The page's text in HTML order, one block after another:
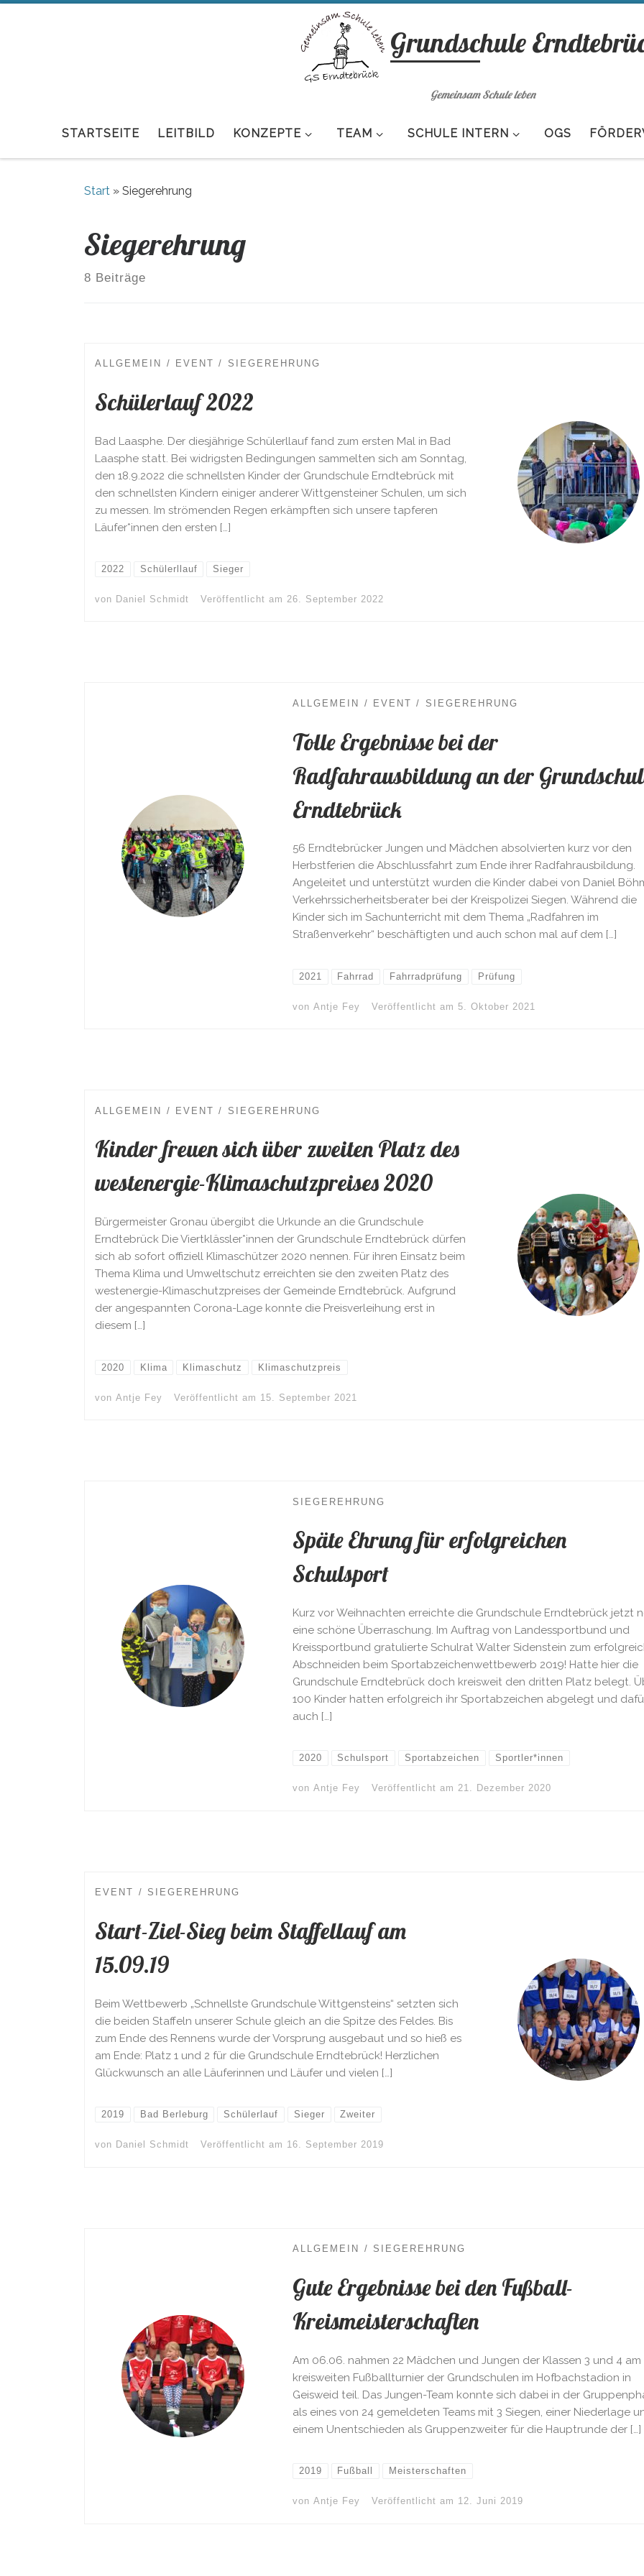
Grundschule
Gemeinsam Schule leben
STARTSEITE LEITBILD KONZEPTE TEAM SCHULE INTERN OGS
Start » Siegerehrung
Siegerehrung
8 Beiträge
ALLGEMEIN EVENT SIEGEREHRUNG
Schülerlauf 2022
Bad Laasphe. Der diesjährige Schülerllauf fand zum ersten Mal in Bad
Laasphe statt. Bei widrigsten Bedingungen sammelten sich am Sonntag,
den 18.9.2022 die schnellsten Kinder der Grundschule Erndtebrück mit
den schnellsten Kindern einiger anderer Wittgensteiner Schulen, um sich
zu messen. Im strömenden Regen erkämpften sich unsere tapferen
Läufer*innen den ersten […]
2022 Schülerllauf Sieger
von Daniel Schmidt Veröffentlicht am 26. September 2022
ALLGEMEIN EVENT SIEGEREHRUNG
Tolle Ergebnisse bei der
Radfahrausbildung an der
Erndtebrück
56 Erndtebrücker Jungen und Mädchen absolvierten kurz vor den
Herbstferien die Abschlussfahrt zum Ende ihrer Radfahrausbildung.
Angeleitet und unterstützt wurden die Kinder dabei von Daniel
Verkehrssicherheitsberater bei der Kreispolizei Siegen. Während die
Kinder sich im Sachunterricht mit dem Thema „Radfahren im
Straßenverkehr“ beschäftigten und auch schon mal auf dem […]
2021 Fahrrad Fahrradprüfung Prüfung
von Antje Fey Veröffentlicht am 5. Oktober 2021
ALLGEMEIN EVENT SIEGEREHRUNG
Kinder freuen sich über zweiten Platz des
westenergie-Klimaschutzpreises 2020
Bürgermeister Gronau übergibt die Urkunde an die Grundschule
Erndtebrück Die Viertklässler*innen der Grundschule Erndtebrück dürfen
sich ab sofort offiziell Klimaschützer 2020 nennen. Für ihren Einsatz beim
Thema Klima und Umweltschutz erreichten sie den zweiten Platz des
westenergie-Klimaschutzpreises der Gemeinde Erndtebrück. Aufgrund
der angespannten Corona-Lage konnte die Preisverleihung erst in
diesem […]
2020 Klima Klimaschutz Klimaschutzpreis
von Antje Fey Veröffentlicht am 15. September 2021
SIEGEREHRUNG
Späte Ehrung für erfolgreichen
Schulsport
Kurz vor Weihnachten erreichte die Grundschule Erndtebrück jetzt
eine schöne Überraschung. Im Auftrag von Landessportbund und
Kreissportbund gratulierte Schulrat Walter Sidenstein zum
Abschneiden beim Sportabzeichenwettbewerb 2019! Hatte hier die
Grundschule Erndtebrück doch kreisweit den dritten Platz belegt.
100 Kinder hatten erfolgreich ihr Sportabzeichen abgelegt und
auch […]
2020 Schulsport Sportabzeichen Sportler*innen
von Antje Fey Veröffentlicht am 21. Dezember 2020
EVENT SIEGEREHRUNG
Start-Ziel-Sieg beim Staffellauf am
15.09.19
Beim Wettbewerb „Schnellste Grundschule Wittgensteins“ setzten sich
die beiden Staffeln unserer Schule gleich an die Spitze des Feldes. Bis
zum Ende des Rennens wurde der Vorsprung ausgebaut und so hieß es
am Ende: Platz 1 und 2 für die Grundschule Erndtebrück! Herzlichen
Glückwunsch an alle Läuferinnen und Läufer und vielen […]
2019 Bad Berleburg Schülerlauf Sieger Zweiter
von Daniel Schmidt Veröffentlicht am 16. September 2019
ALLGEMEIN SIEGEREHRUNG
Gute Ergebnisse bei den Fußball-
Kreismeisterschaften
Am 06.06. nahmen 22 Mädchen und Jungen der Klassen 3 und 4 am
kreisweiten Fußballturnier der Grundschulen im Hofbachstadion in
Geisweid teil. Das Jungen-Team konnte sich dabei in der
als eines von 24 gemeldeten Teams mit 3 Siegen, einer Niederlage
einem Unentschieden als Gruppenzweiter für die Hauptrunde der […]
2019 Fußball Meisterschaften
von Antje Fey Veröffentlicht am 12. Juni 2019